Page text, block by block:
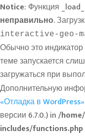
Notice: Функция
неправильно.
interactive-geo-
Обычно это индикатор
теме запускается
загружаться при
Дополнительную
«Отладка в WordPress»
версии 6.7.0.) in/
includes/functions.php